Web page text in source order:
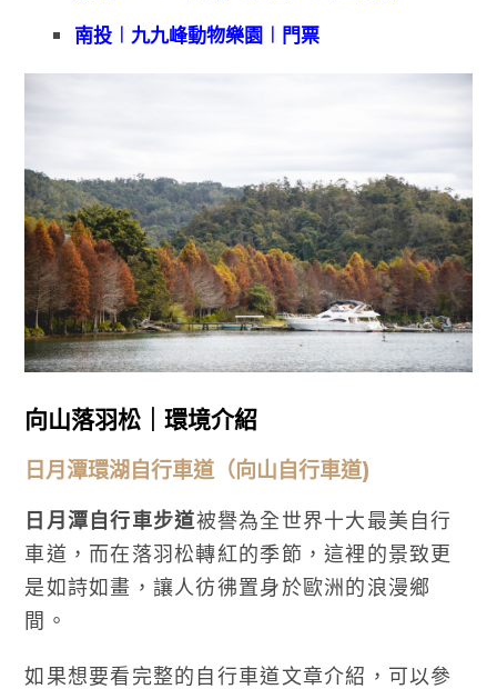
南投︱九九峰動物樂園︱門票
向山落羽松｜環境介紹
日月潭環湖自行車道（向山自行車道)
日月潭自行車步道被譽為全世界十大最美自行
車道，而在落羽松轉紅的季節，這裡的景致更
是如詩如畫，讓人彷彿置身於歐洲的浪漫鄉
間。
如果想要看完整的自行車道文章介紹，可以參